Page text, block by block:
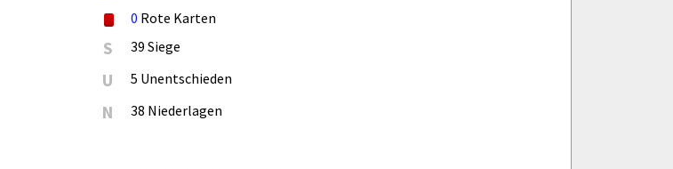
0 Rote Karten
S 39 Siege
U 5 Unentschieden
N 38 Niederlagen